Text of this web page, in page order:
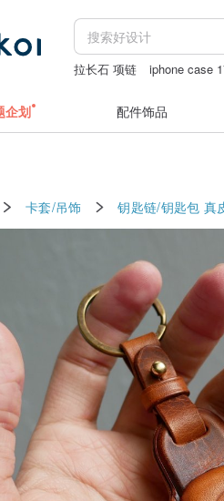
拉长石 项链 iphone case
企划 配件饰品
卡套/吊饰 钥匙链/钥匙包 真